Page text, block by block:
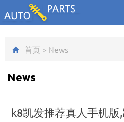
首页 > News
News
k8凯发推荐真人手机版